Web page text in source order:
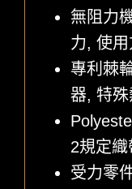
無阻力
力, 使用
專利棘
器, 特
2規定
受力零